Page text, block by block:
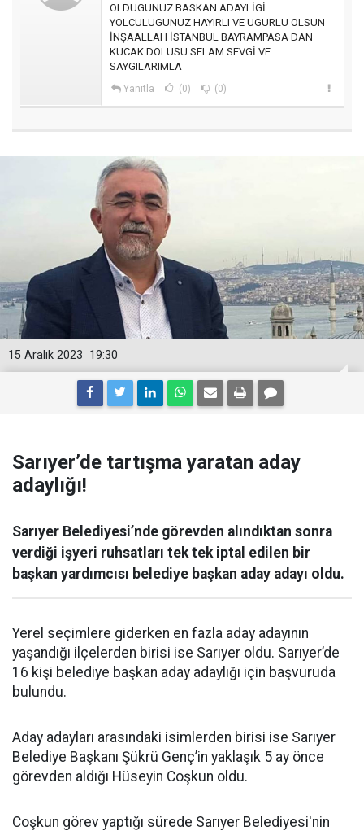
OLDUGUNUZ BASKAN ADAYLİGİ
YOLCULUGUNUZ HAYIRLI VE UGURLU OLSUN
İNŞAALLAH İSTANBUL BAYRAMPASA DAN
KUCAK DOLUSU SELAM SEVGİ VE
SAYGILARIMLA
Yanıtla (0) (0)
19:30
15 Aralık 2023
Sarıyer’de tartışma yaratan aday
adaylığı!
Sarıyer Belediyesi’nde görevden alındıktan sonra
verdiği işyeri ruhsatları tek tek iptal edilen bir
başkan yardımcısı belediye başkan aday adayı oldu.
Yerel seçimlere giderken en fazla aday adayının
yaşandığı ilçelerden birisi ise Sarıyer oldu. Sarıyer’de
16 kişi belediye başkan aday adaylığı için başvuruda
bulundu.
Aday adayları arasındaki isimlerden birisi ise Sarıyer
Belediye Başkanı Şükrü Genç’in yaklaşık 5 ay önce
görevden aldığı Hüseyin Coşkun oldu.
Coşkun görev yaptığı sürede Sarıyer Belediyesi'nin